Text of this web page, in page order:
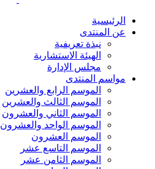
الرئيسية
عن المنتدى
نبذة تعريفية
الهيئة الاستشارية
مجلس الإدارة
مواسم المنتدى
الموسم الرابع والعشرين
الموسم الثالث والعشرين
الموسم الثاني والعشرون
الموسم الواحد والعشرون
الموسم العشرون
الموسم التاسع عشر
الموسم الثامن عشر